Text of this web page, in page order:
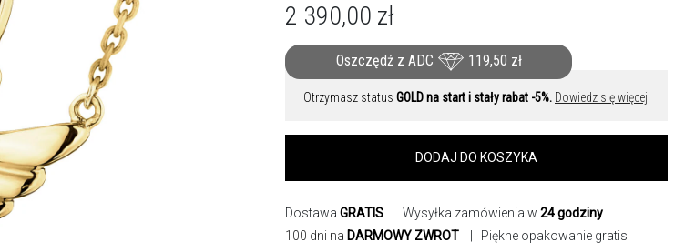
2 390,00 zł
Oszczędź z ADC 119,50 zł
Otrzymasz status GOLD na start i stały rabat -5%. Dowiedz się więcej
DODAJ DO KOSZYKA
Dostawa GRATIS | Wysyłka zamówienia w 24 godziny
100 dni na DARMOWY ZWROT | Piękne opakowanie gratis